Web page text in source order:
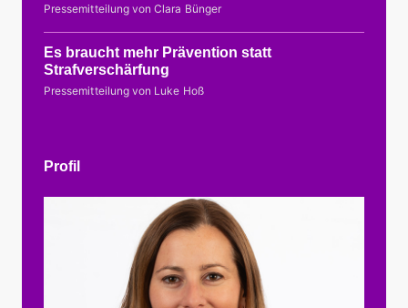
Pressemitteilung von Clara Bünger
Es braucht mehr Prävention statt
Strafverschärfung
Pressemitteilung von Luke Hoß
Profil